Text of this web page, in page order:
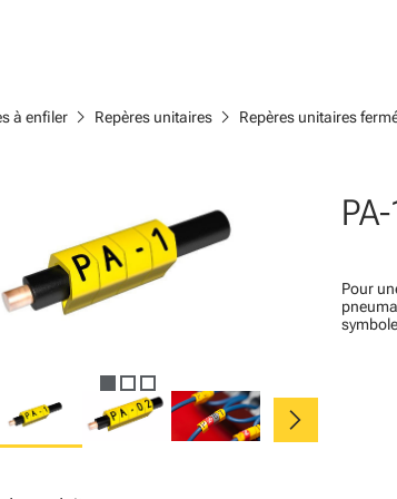
à enfiler chevron_right Repères unitaires chevron_right Repères unitaires
chevron_right
Pour